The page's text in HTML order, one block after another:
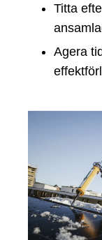
Titta
Agera